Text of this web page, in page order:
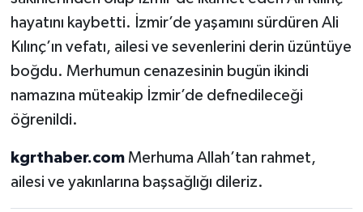
hayatını kaybetti. İzmir’de yaşamını sürdüren Ali
Kılınç’ın vefatı, ailesi ve sevenlerini derin üzüntüye
boğdu. Merhumun cenazesinin bugün ikindi
namazına müteakip İzmir’de defnedileceği
öğrenildi.
kgrthaber.comMerhuma Allah’tan rahmet,
ailesi ve yakınlarına başsağlığı dileriz.